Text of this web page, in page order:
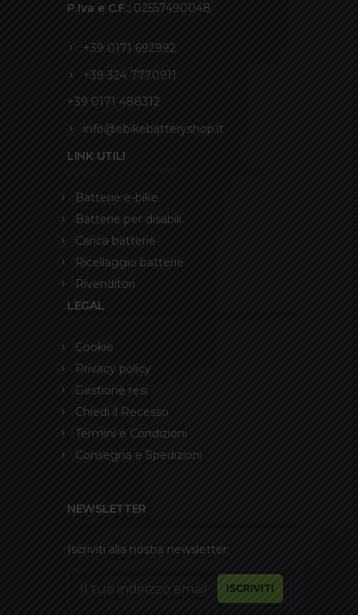
P.Iva e C.F.: 02557490048
+39 0171 692992
+39 324 7770911
+39 0171 488312
info@ebikebatteryshop.it
LINK UTILI
Batterie e-bike
Batterie per disabili
Carica batterie
Ricellaggio batterie
Rivenditori
LEGAL
Cookie
Privacy policy
Gestione resi
Chiedi il Recesso
Termini e Condizioni
Consegna e Spedizioni
NEWSLETTER
Iscriviti alla nostra newsletter: